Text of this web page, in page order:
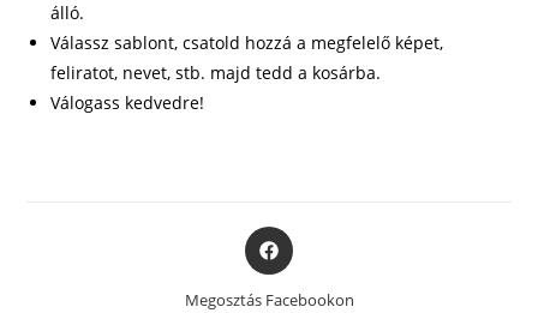
álló.
Válassz sablont, csatold hozzá a megfelelő képet,
feliratot, nevet, stb. majd tedd a kosárba.
Válogass kedvedre!
Opens
in
a
Megosztás Facebookon